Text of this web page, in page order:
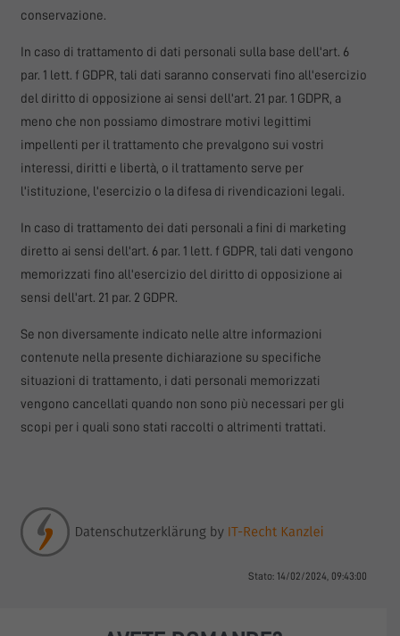
conservazione.
In caso di trattamento di dati personali sulla base dell'art. 6
par. 1 lett. f GDPR, tali dati saranno conservati fino all'esercizio
del diritto di opposizione ai sensi dell'art. 21 par. 1 GDPR, a
meno che non possiamo dimostrare motivi legittimi
impellenti per il trattamento che prevalgono sui vostri
interessi, diritti e libertà, o il trattamento serve per
l'istituzione, l'esercizio o la difesa di rivendicazioni legali.
In caso di trattamento dei dati personali a fini di marketing
diretto ai sensi dell'art. 6 par. 1 lett. f GDPR, tali dati vengono
memorizzati fino all'esercizio del diritto di opposizione ai
sensi dell'art. 21 par. 2 GDPR.
Se non diversamente indicato nelle altre informazioni
contenute nella presente dichiarazione su specifiche
situazioni di trattamento, i dati personali memorizzati
vengono cancellati quando non sono più necessari per gli
scopi per i quali sono stati raccolti o altrimenti trattati.
Stato: 14/02/2024, 09:43:00